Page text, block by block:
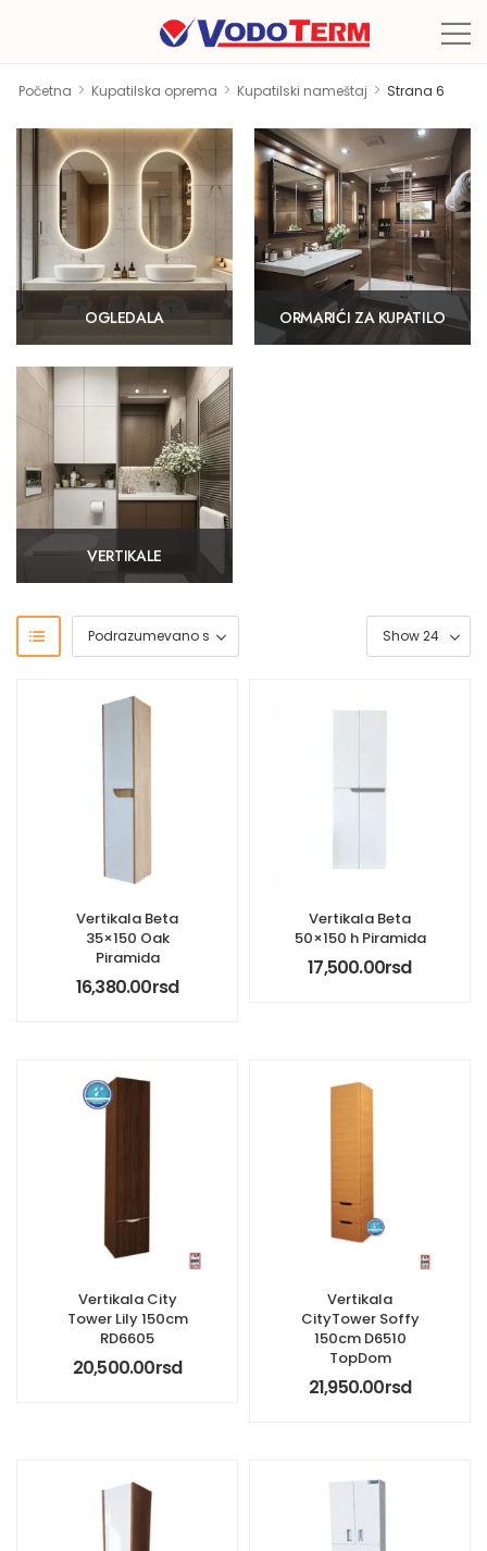
Početna > Kupatilska oprema > Kupatilski nameštaj > Strana 6
OGLEDALA ORMARIĆI ZA KUPATILO
VERTIKALE
Vertikala Beta
35×150 Oak
Piramida
16,380.00rsd
Vertikala Beta
50×150 h Piramida
17,500.00rsd
Vertikala City
Tower Lily 150cm
RD6605
20,500.00rsd
Vertikala
CityTower Soffy
150cm D6510
TopDom
21,950.00rsd